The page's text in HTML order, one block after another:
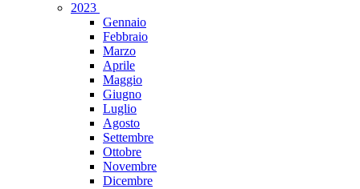
2023
Gennaio
Febbraio
Marzo
Aprile
Maggio
Giugno
Luglio
Agosto
Settembre
Ottobre
Novembre
Dicembre